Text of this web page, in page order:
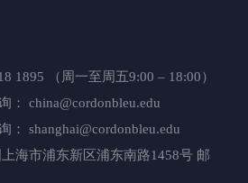
1895 （周一至周五9:00 – 18:00）
： china@cordonbleu.edu
： shanghai@cordonbleu.edu
海市浦东新区浦东南路1458号 邮